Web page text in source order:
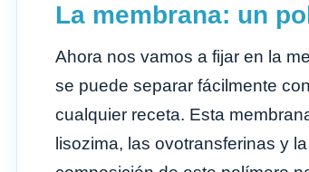
La membrana: un
Ahora nos vamos a fijar en la
se puede separar fácilmente
cualquier receta. Esta
lisozima, las ovotransferinas y